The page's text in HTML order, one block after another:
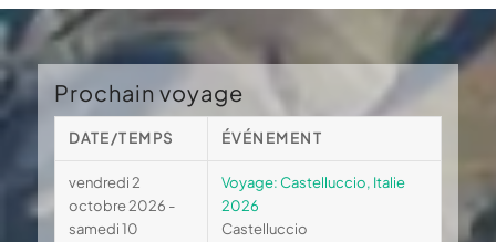
Prochain voyage
DATE/TEMPS ÉVÉNEMENT
vendredi 2
octobre 2026 -
samedi 10
Voyage: Castelluccio, Italie
2026
Castelluccio